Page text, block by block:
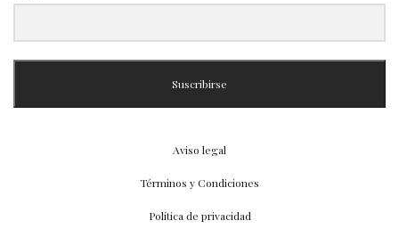
Suscribirse
Aviso legal
Términos y Condiciones
Política de privacidad